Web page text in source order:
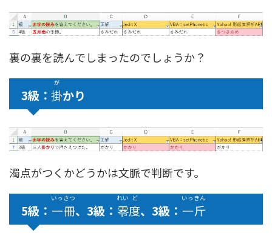
裏の裏を読んでしまったのでしょうか？
3級： 掛
が
かり
濁点がつくかどうかは文脈で判断です。
5級： 一
いっ
冊
さつ
、3級： 零
れい
度
ど
、3級： 一
いっ
斤
きん